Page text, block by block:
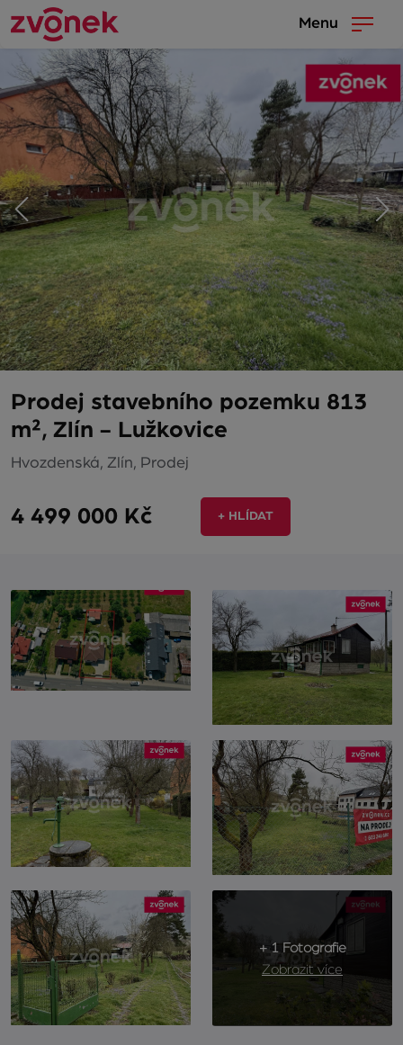
Menu
Prodej stavebního pozemku 813
m², Zlín - Lužkovice
Hvozdenská, Zlín, Prodej
4 499 000 Kč + HLÍDAT
+ 1 Fotografie
Zobrazit více